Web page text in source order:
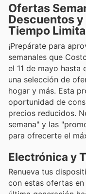
Ofertas
Descuentos
Tiempo
¡Prepárate para
semanales que
el 11 de mayo hasta
una selección de
hogar y más. Esta
oportunidad de
precios reducidos.
semana" y las
para ofrecerte el
Electrónica y
Renueva tus
con estas ofertas